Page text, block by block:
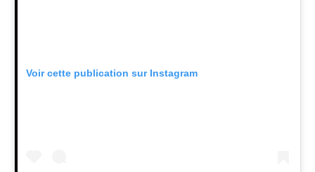
Voir cette publication sur Instagram